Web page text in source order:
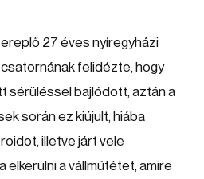
27 éves nyíregyházi
csatornának felidézte, hogy
sérüléssel bajlódott, aztán a
során ez kiújult, hiába
illetve járt vele
elkerülni a vállműtétet, amire